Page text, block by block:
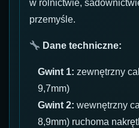
w rolnictwie,
przemyśle.
Dane techniczne:
Gwint 1: zewnętrzny
9,7mm)
Gwint 2: wewnętrzny
8,9mm) ruchoma